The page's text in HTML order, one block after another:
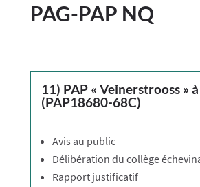
PAG-PAP NQ
11) PAP « Veinerstrooss »
(PAP18680-68C)
​​​Avis au public
Délibération du collège
Rapport justificatif